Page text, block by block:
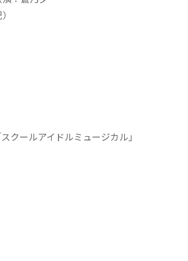
クールアイドルミュージカル」